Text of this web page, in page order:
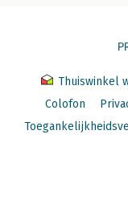
Thuiswinkel
Colofon